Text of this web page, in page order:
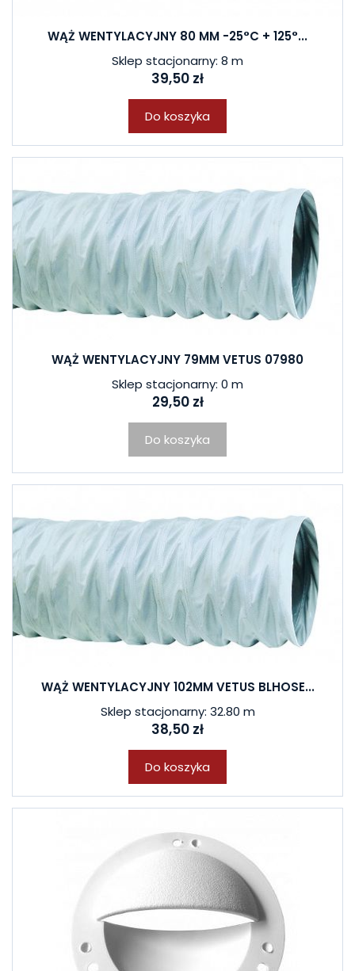
WĄŻ WENTYLACYJNY 80 MM -25°C + 125°...
Sklep stacjonarny: 8 m
39,50 zł
Do koszyka
WĄŻ WENTYLACYJNY 79MM VETUS 07980
Sklep stacjonarny: 0 m
29,50 zł
Do koszyka
WĄŻ WENTYLACYJNY 102MM VETUS BLHOSE...
Sklep stacjonarny: 32.80 m
38,50 zł
Do koszyka